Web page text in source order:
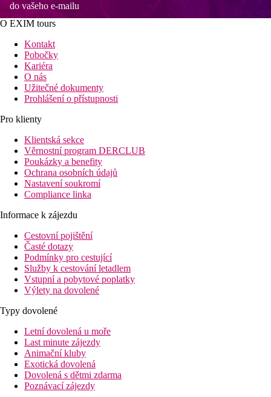
do vašeho e-mailu
O EXIM tours
Kontakt
Pobočky
Kariéra
O nás
Užitečné dokumenty
Prohlášení o přístupnosti
Pro klienty
Klientská sekce
Věrnostní program DERCLUB
Poukázky a benefity
Ochrana osobních údajů
Nastavení soukromí
Compliance linka
Informace k zájezdu
Cestovní pojištění
Časté dotazy
Podmínky pro cestující
Služby k cestování letadlem
Vstupní a pobytové poplatky
Výlety na dovolené
Typy dovolené
Letní dovolená u moře
Last minute zájezdy
Animační kluby
Exotická dovolená
Dovolená s dětmi zdarma
Poznávací zájezdy